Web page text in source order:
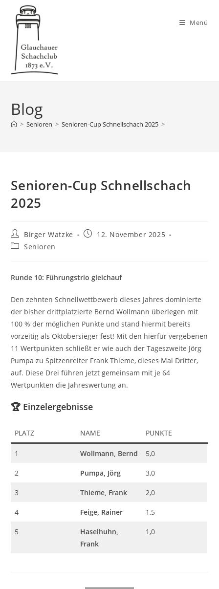
Inhalt
springen
Menü
Blog
> Senioren > Senioren-Cup Schnellschach 2025 >
Senioren-Cup Schnellschach
2025
Beitrags-
Autor:
Birger Watzke
Beitrag12. November 2025
Beitrags-
Senioren
Runde 10: Führungstrio gleichauf
Den zehnten Schnellwettbewerb dieses Jahres dominierte
der bisher drittplatzierte Bernd Wollmann überlegen mit
100 % der möglichen Punkte und stand hiermit bereits
vorzeitig als Oktobersieger fest! Mit den hierfür vergebenen
11 Wertpunkten schließt er wie auch der Tageszweite Jörg
Pumpa zu Spitzenreiter Frank Thieme, dieses Mal Dritter,
auf. Diese Drei führen jetzt gemeinsam mit je 64
Wertpunkten die Jahreswertung an.
🏆 Einzelergebnisse
PLATZ NAME PUNKTE
1 Wollmann, Bernd 5,0
2 Pumpa, Jörg 3,0
3 Thieme, Frank 2,0
4 Feige, Rainer 1,5
5
Haselhuhn,
Frank
1,0